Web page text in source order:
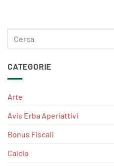
CATEGORIE
Arte
Avis Erba Aperiattivi
Bonus Fiscali
Calcio